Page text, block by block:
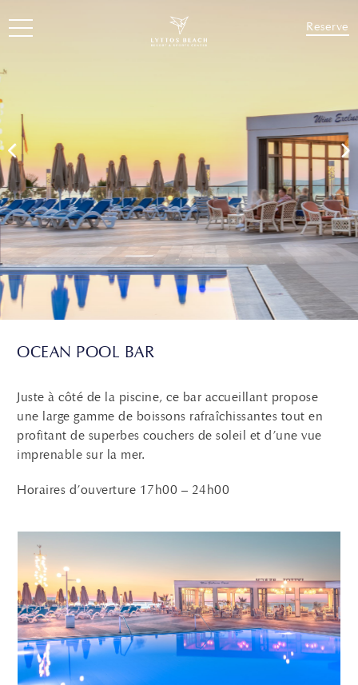
Reserve
OCEAN POOL BAR
Juste à côté de la piscine, ce bar accueillant propose
une large gamme de boissons rafraîchissantes tout en
profitant de superbes couchers de soleil et d’une vue
imprenable sur la mer.
Horaires d’ouverture 17h00 – 24h00